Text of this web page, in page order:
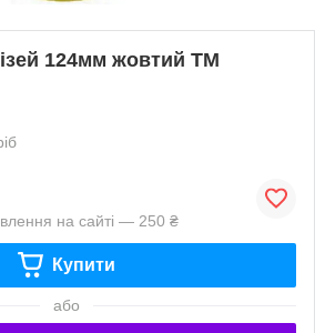
124мм жовтий ТМ
на сайті — 250 ₴
Купити
або